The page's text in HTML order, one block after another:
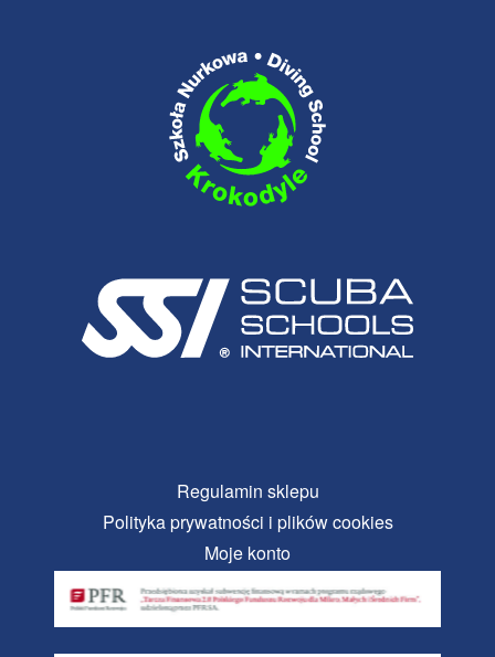
Regulamin sklepu
Polityka prywatności i plików cookies
Moje konto